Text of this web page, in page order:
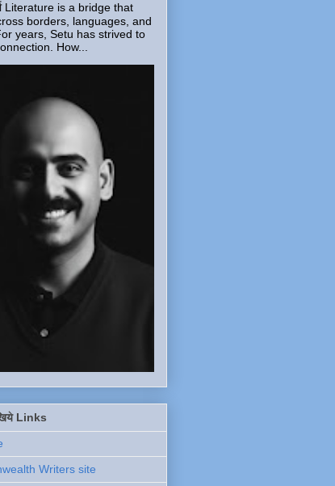
Literature is a bridge that
borders, languages, and
years, Setu has strived to
How...
Links
Writers site